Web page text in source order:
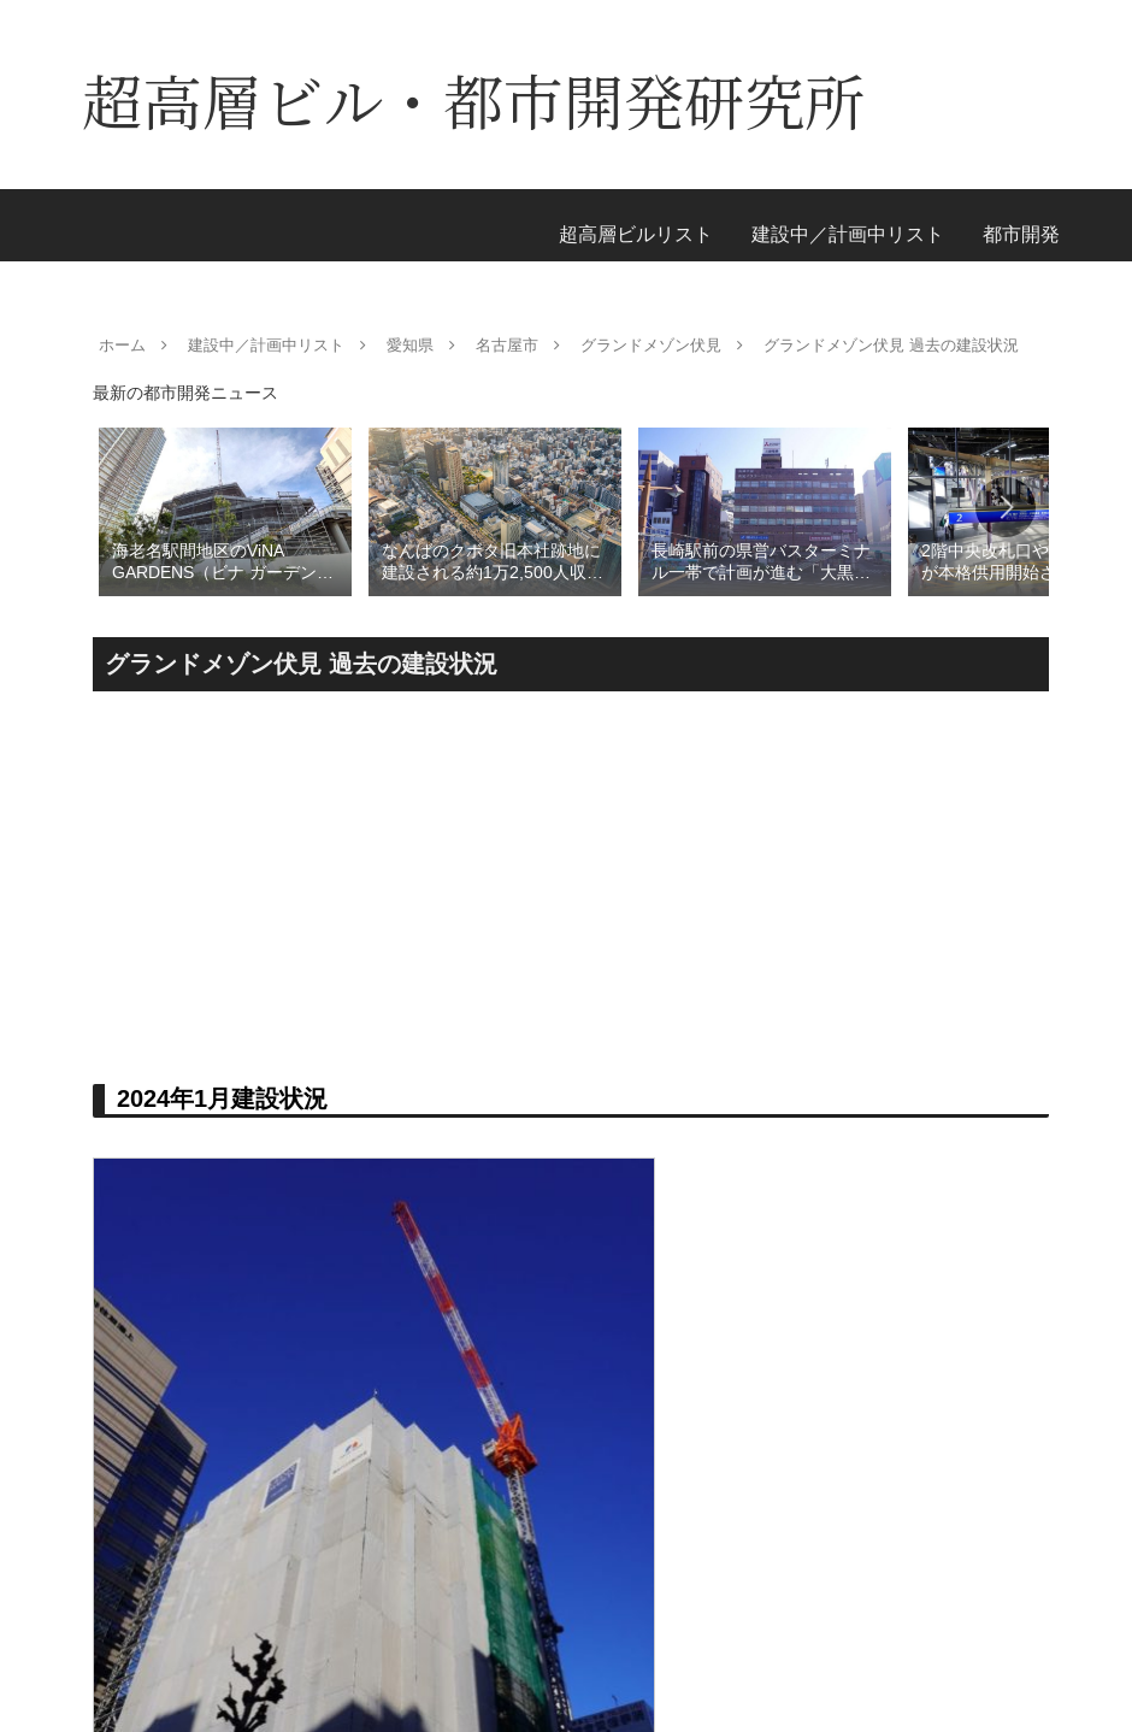
超高層ビル・都市開発研究所
超高層ビルリスト 建設中／計画中リスト 都市開発
ホーム 建設中／計画中リスト 愛知県 名古屋市 グランドメゾン伏見 グランドメゾン伏見 過去の建設状況
最新の都市開発ニュース
海老名駅間地区のViNA
GARDENS（ビナ ガーデン
ズ）で建設中の「（仮称）フ
テル温浴棟」2026年夏時点建
設状況！！天然温泉のほか子
育て・ペット関連の複合施設
なんばのクボタ旧本社跡地に
建設される約1万2,500人収容
の多目的アリーナ「（仮称）
区名称は「Kubota field（クボ
タフィールド）」に決定！！
長崎駅前の県営バスターミナ
ル一帯で計画が進む「大黒町
地区第一種市街地再開発事
としたホテル・商業・オフィ
2階中央改札口やホームドア
が本格供用開始された「相鉄
線海老名駅改良工事」！！駅
拠点が進化！！
グランドメゾン伏見 過去の建設状況
2024年1月建設状況